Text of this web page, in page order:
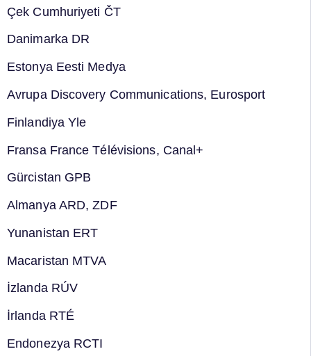
Çek Cumhuriyeti ČT
Danimarka DR
Estonya Eesti Medya
Avrupa Discovery Communications, Eurosport
Finlandiya Yle
Fransa France Télévisions, Canal+
Gürcistan GPB
Almanya ARD, ZDF
Yunanistan ERT
Macaristan MTVA
İzlanda RÚV
İrlanda RTÉ
Endonezya RCTI